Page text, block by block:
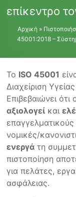
επίκεντρο
Αρχική »
45001:2018 –
Το ISO 45001
Διαχείριση
Επιβεβαιώνει
αξιολογεί και
επαγγελματικούς
νομικές/
ενεργά τη
πιστοποίηση
για πελάτες,
ασφάλειας.